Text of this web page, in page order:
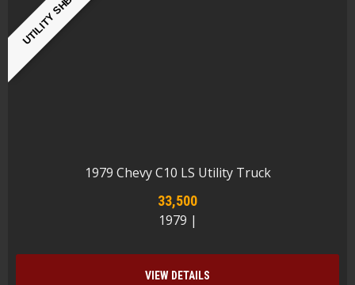
UTILITY SHB
1979 Chevy C10 LS Utility Truck
33,500
1979 |
VIEW DETAILS